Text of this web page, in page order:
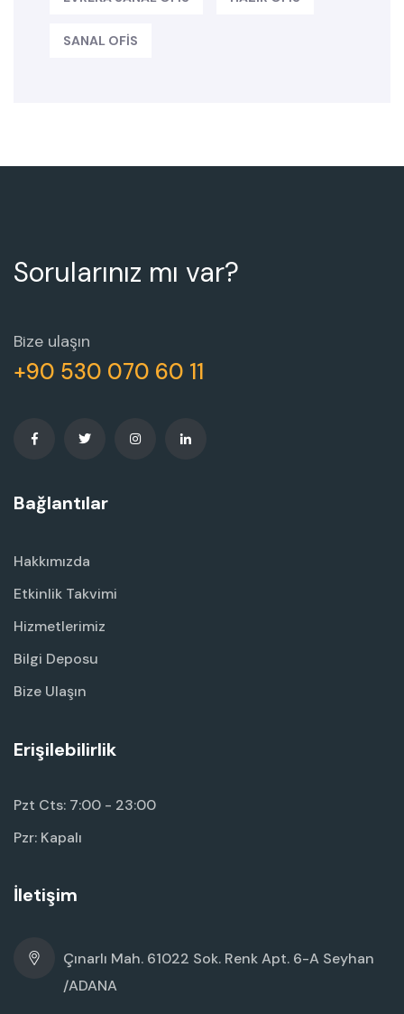
SANAL OFIS
Sorularınız mı var?
Bize ulaşın
+90 530 070 60 11
Bağlantılar
Hakkımızda
Etkinlik Takvimi
Hizmetlerimiz
Bilgi Deposu
Bize Ulaşın
Erişilebilirlik
Pzt Cts: 7:00 - 23:00
Pzr: Kapalı
İletişim
Çınarlı Mah. 61022 Sok. Renk Apt. 6-A Seyhan
/ADANA